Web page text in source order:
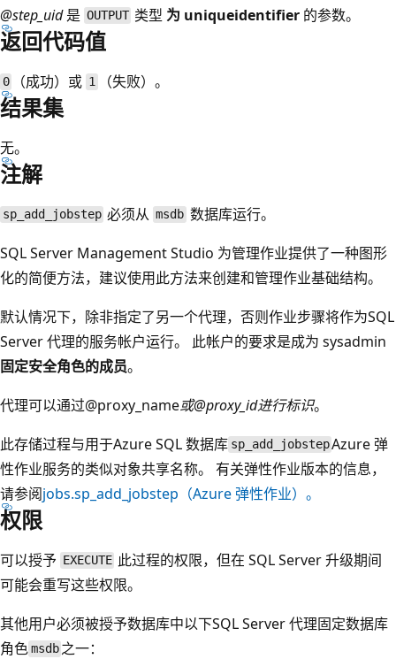
@step_uid是 OUTPUT 类型 为 uniqueidentifier 的参数。
返回代码值
0 （成功）或 1（失败）。
结果集
无。
注解
sp_add_jobstep 必须从msdb数据库运行。
SQL Server Management Studio 为管理作业提供了一种图形
化的简便方法，建议使用此方法来创建和管理作业基础结构。
默认情况下，除非指定了另一个代理，否则作业步骤将作为SQL
Server 代理的服务帐户运行。 此帐户的要求是成为 sysadmin
固定安全角色的成员。
代理可以通过@proxy_name或@proxy_id进行标识。
此存储过程与用于Azure SQL 数据库 sp_add_jobstepAzure 弹
性作业服务的类似对象共享名称。 有关弹性作业版本的信息，
请参阅jobs.sp_add_jobstep（Azure 弹性作业）。
权限
可以授予 EXECUTE 此过程的权限，但在 SQL Server 升级期间
可能会重写这些权限。
其他用户必须被授予数据库中以下SQL Server 代理固定数据库
角色msdb 之一：